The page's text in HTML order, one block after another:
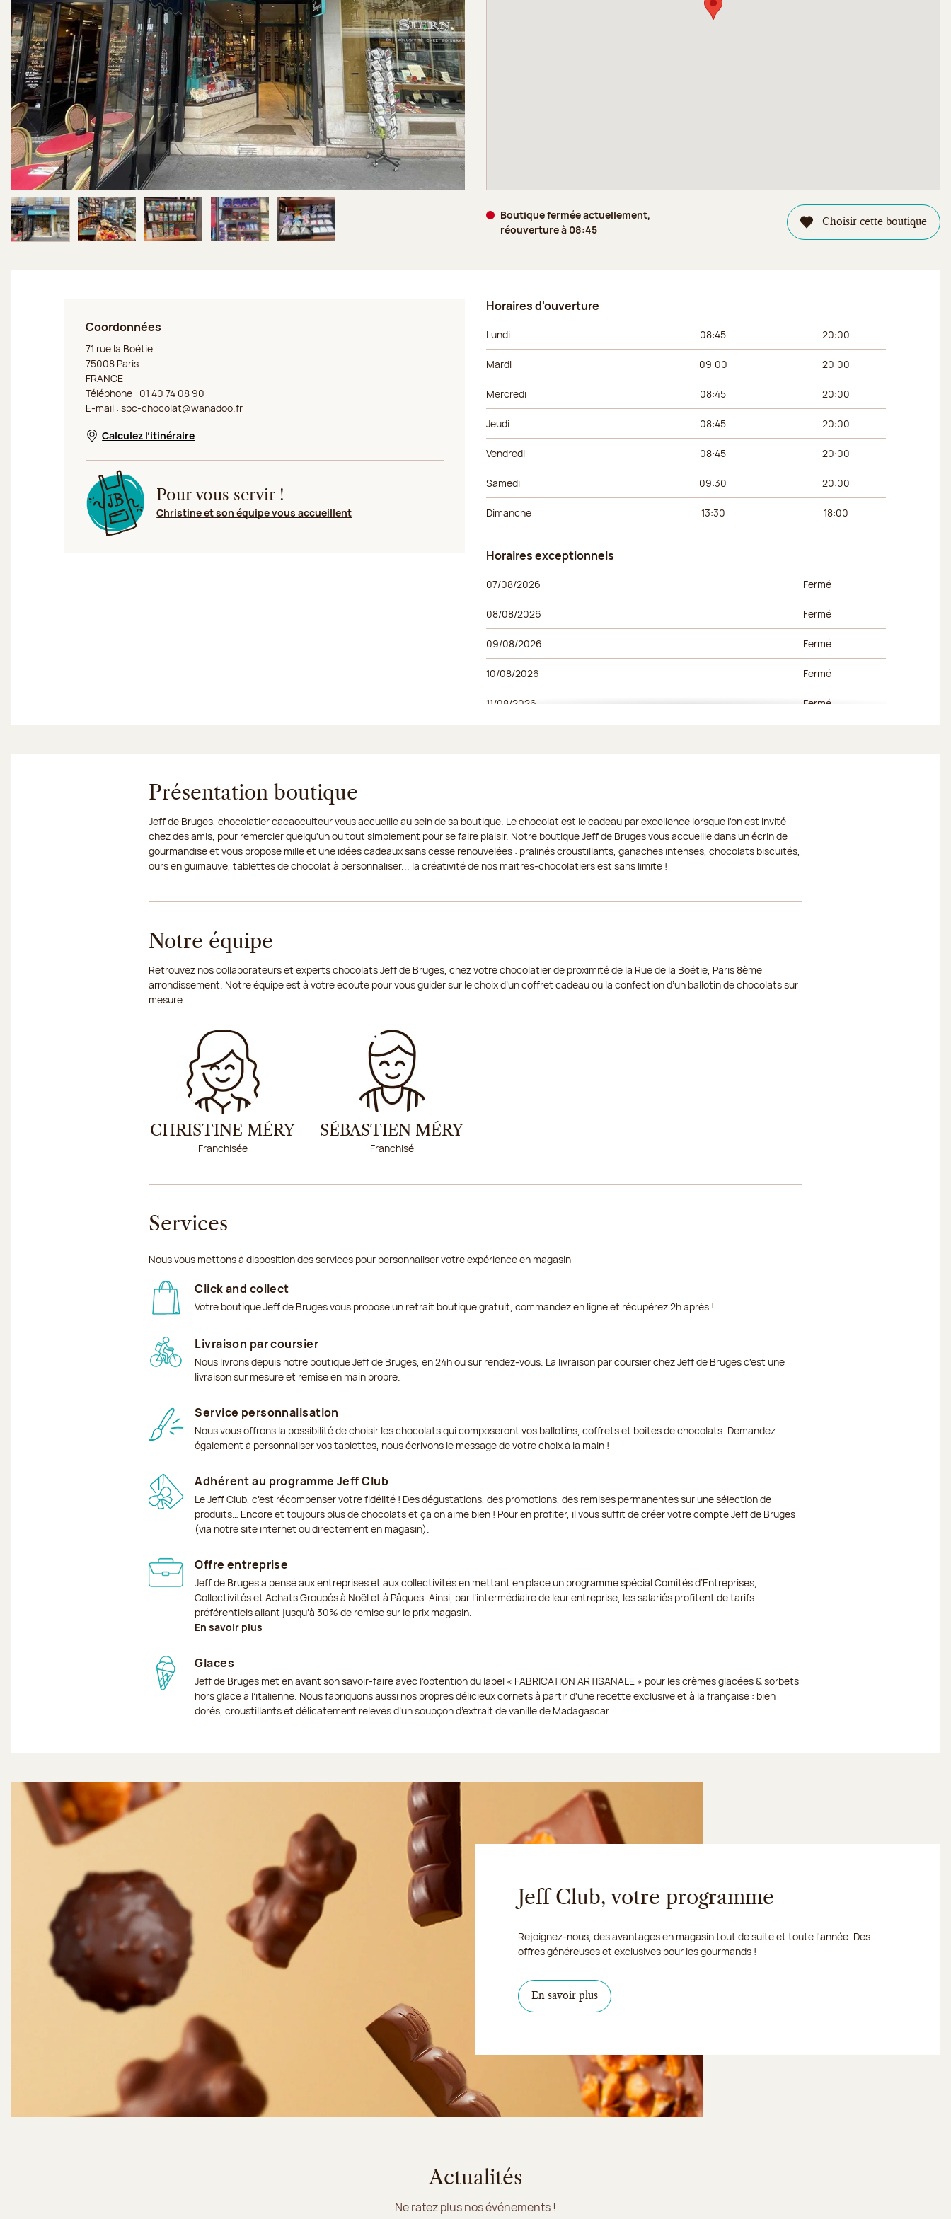
Image 1 sur 5
Boutique fermée actuellement,
réouverture à 08:45
Choisir cette boutique
Coordonnées
Jeff de Bruges Paris Boétie
71 rue la Boétie
75008 Paris
FRANCE
Téléphone : 01 40 74 08 90
E-mail :spc-chocolat@wanadoo.fr
Nouvelle fenêtre
Calculez l’itinéraire
Pour vous servir !
Christine et son équipe vous accueillent
Horaires d'ouverture
Jour de la semaine Horaires de l’après-midi
Lundi 08:45 20:00
Mardi 09:00 20:00
Mercredi 08:45 20:00
Jeudi 08:45 20:00
Vendredi 08:45 20:00
Samedi 09:30 20:00
Dimanche 13:30 18:00
Horaires exceptionnels
Jour de la semaine Horaires de l’après-midi
07/08/2026 Fermé
08/08/2026 Fermé
09/08/2026 Fermé
10/08/2026 Fermé
11/08/2026 Fermé
15/08/2026
16/08/2026
20/08/2026
Présentation boutique
Jeff de Bruges, chocolatier cacaoculteur vous accueille au sein de sa boutique. Le chocolat est le cadeau par excellence lorsque l'on est invité
chez des amis, pour remercier quelqu'un ou tout simplement pour se faire plaisir. Notre boutique Jeff de Bruges vous accueille dans un écrin de
gourmandise et vous propose mille et une idées cadeaux sans cesse renouvelées : pralinés croustillants, ganaches intenses, chocolats biscuités,
ours en guimauve, tablettes de chocolat à personnaliser... la créativité de nos maitres-chocolatiers est sans limite !
Notre équipe
Retrouvez nos collaborateurs et experts chocolats Jeff de Bruges, chez votre chocolatier de proximité de la Rue de la Boétie, Paris 8ème
arrondissement. Notre équipe est à votre écoute pour vous guider sur le choix d’un coffret cadeau ou la confection d’un ballotin de chocolats sur
mesure.
CHRISTINE MÉRY
Franchisée
SÉBASTIEN MÉRY
Franchisé
Services
Nous vous mettons à disposition des services pour personnaliser votre expérience en magasin
Click and collect
Votre boutique Jeff de Bruges vous propose un retrait boutique gratuit, commandez en ligne et récupérez 2h après !
Livraison par coursier
Nous livrons depuis notre boutique Jeff de Bruges, en 24h ou sur rendez-vous. La livraison par coursier chez Jeff de Bruges c'est une
livraison sur mesure et remise en main propre.
Service personnalisation
Nous vous offrons la possibilité de choisir les chocolats qui composeront vos ballotins, coffrets et boites de chocolats. Demandez
également à personnaliser vos tablettes, nous écrivons le message de votre choix à la main !
Adhérent au programme Jeff Club
Le Jeff Club, c’est récompenser votre fidélité ! Des dégustations, des promotions, des remises permanentes sur une sélection de
produits… Encore et toujours plus de chocolats et ça on aime bien ! Pour en profiter, il vous suffit de créer votre compte Jeff de Bruges
(via notre site internet ou directement en magasin).
Offre entreprise
Jeff de Bruges a pensé aux entreprises et aux collectivités en mettant en place un programme spécial Comités d’Entreprises,
Collectivités et Achats Groupés à Noël et à Pâques. Ainsi, par l’intermédiaire de leur entreprise, les salariés profitent de tarifs
préférentiels allant jusqu’à 30% de remise sur le prix magasin.
En savoir plus
Glaces
Jeff de Bruges met en avant son savoir-faire avec l’obtention du label « FABRICATION ARTISANALE » pour les crèmes glacées & sorbets
hors glace à l’italienne. Nous fabriquons aussi nos propres délicieux cornets à partir d'une recette exclusive et à la française : bien
dorés, croustillants et délicatement relevés d’un soupçon d’extrait de vanille de Madagascar.
Jeff Club, votre programme
Rejoignez-nous, des avantages en magasin tout de suite et toute l'année. Des
offres généreuses et exclusives pour les gourmands !
En savoir plus
Actualités
Ne ratez plus nos événements !